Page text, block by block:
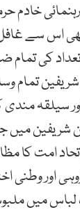
خادم
اس سے
کی تمام
تمام
سیلقہ
شریفین میں
امت کا
اور وطنی
میں